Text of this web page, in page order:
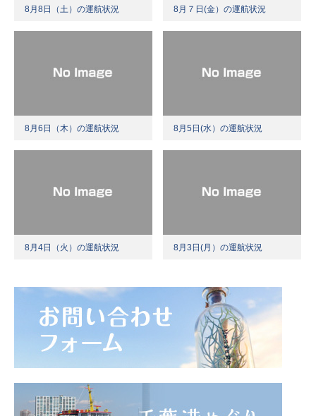
8月8日（土）の運航状況 8月７日(金）の運航状況
8月6日（木）の運航状況 8月5日(水）の運航状況
8月4日（火）の運航状況 8月3日(月）の運航状況